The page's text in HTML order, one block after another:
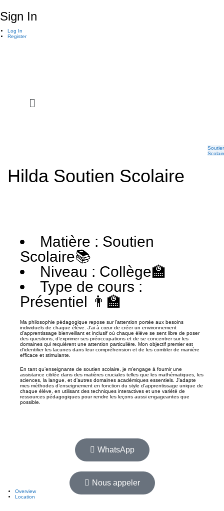
Sign In
Log In
Register
Hilda Soutien Scolaire
Overview
Location
Matière : Soutien
Scolaire📚
Niveau : Collège🏫
Type de cours :
Présentiel 👨‍🏫
Ma philosophie pédagogique repose sur l’attention portée aux besoins
individuels de chaque élève. J’ai à cœur de créer un environnement
d’apprentissage bienveillant et inclusif où chaque élève se sent libre de poser
des questions, d’exprimer ses préoccupations et de se concentrer sur les
domaines qui requièrent une attention particulière. Mon objectif premier est
d’identifier les lacunes dans leur compréhension et de les combler de manière
efficace et stimulante.
En tant qu’enseignante de soutien scolaire, je m’engage à fournir une
assistance ciblée dans des matières cruciales telles que les mathématiques, les
sciences, la langue, et d’autres domaines académiques essentiels. J’adapte
mes méthodes d’enseignement en fonction du style d’apprentissage unique de
chaque élève, en utilisant des techniques interactives et une variété de
ressources pédagogiques pour rendre les leçons aussi engageantes que
possible.
WhatsApp
Nous appeler